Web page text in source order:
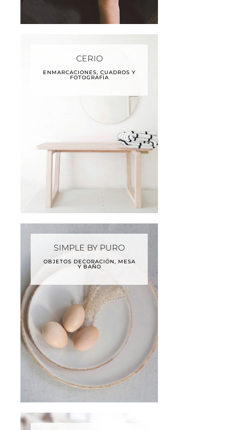
CERIO
ENMARCACIONES, CUADROS Y
FOTOGRAFÍA
SIMPLE BY PURO
OBJETOS DECORACIÓN, MESA
Y BAÑO